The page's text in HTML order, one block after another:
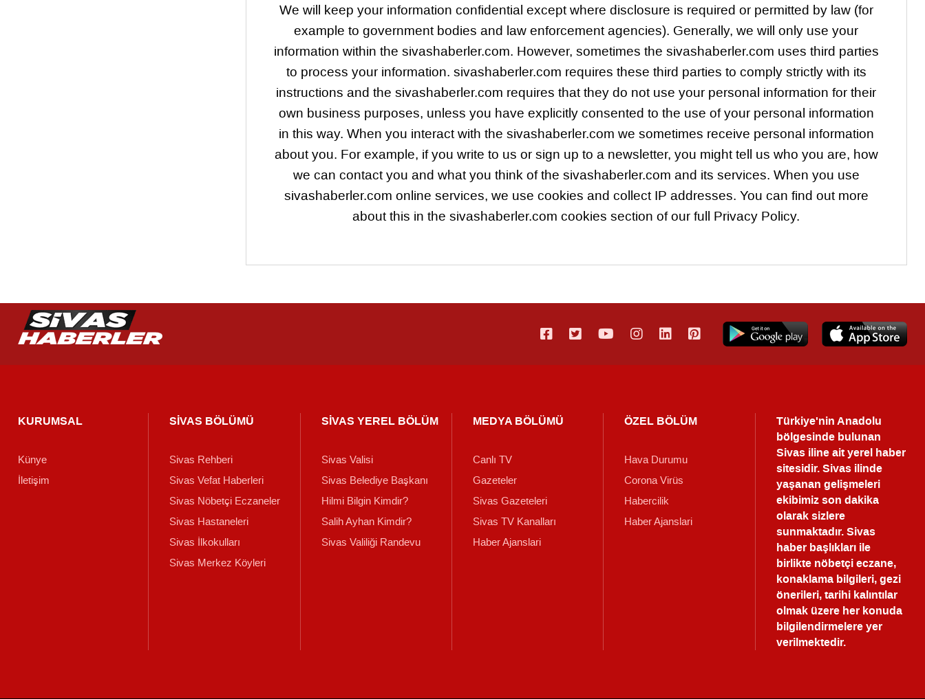
We will keep your information confidential except where disclosure is required or permitted by law (for
example to government bodies and law enforcement agencies). Generally, we will only use your
information within the sivashaberler.com. However, sometimes the sivashaberler.com uses third parties
to process your information. sivashaberler.com requires these third parties to comply strictly with its
instructions and the sivashaberler.com requires that they do not use your personal information for their
own business purposes, unless you have explicitly consented to the use of your personal information
in this way. When you interact with the sivashaberler.com we sometimes receive personal information
about you. For example, if you write to us or sign up to a newsletter, you might tell us who you are, how
we can contact you and what you think of the sivashaberler.com and its services. When you use
sivashaberler.com online services, we use cookies and collect IP addresses. You can find out more
about this in the sivashaberler.com cookies section of our full Privacy Policy.
KURUMSAL
Künye
İletişim
SİVAS BÖLÜMÜ
Sivas Rehberi
Sivas Vefat Haberleri
Sivas Nöbetçi Eczaneler
Sivas Hastaneleri
Sivas İlkokulları
Sivas Merkez Köyleri
SİVAS YEREL BÖLÜM
Sivas Valisi
Sivas Belediye Başkanı
Hilmi Bilgin Kimdir?
Salih Ayhan Kimdir?
Sivas Valiliği Randevu
MEDYA BÖLÜMÜ
Canlı TV
Gazeteler
Sivas Gazeteleri
Sivas TV Kanalları
Haber Ajanslari
ÖZEL BÖLÜM
Hava Durumu
Corona Virüs
Habercilik
Haber Ajanslari
Türkiye'nin Anadolu
bölgesinde bulunan
Sivas iline ait yerel haber
sitesidir. Sivas ilinde
yaşanan gelişmeleri
ekibimiz son dakika
olarak sizlere
sunmaktadır.Sivas
haberbaşlıkları ile
birlikte nöbetçi eczane,
konaklama bilgileri, gezi
önerileri, tarihi kalıntılar
olmak üzere her konuda
bilgilendirmelere yer
verilmektedir.